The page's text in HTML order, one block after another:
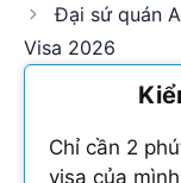
Đại sứ quán
Visa 2026
Chỉ cần 2
visa của mình